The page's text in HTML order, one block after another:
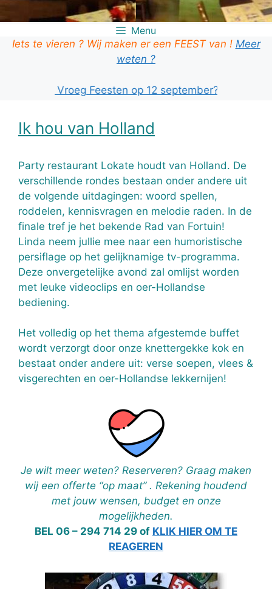
Menu
Iets te vieren ? Wij maken er een FEEST van ! Meer
weten ?
je ook Vroeg Feesten op 12 september? KLIK HIER!
Ik hou van Holland
Party restaurant Lokate houdt van Holland. De
verschillende rondes bestaan onder andere uit
de volgende uitdagingen: woord spellen,
roddelen, kennisvragen en melodie raden. In de
finale tref je het bekende Rad van Fortuin!
Linda neem jullie mee naar een humoristische
persiflage op het gelijknamige tv-programma.
Deze onvergetelijke avond zal omlijst worden
met leuke videoclips en oer-Hollandse
bediening.
Het volledig op het thema afgestemde buffet
wordt verzorgt door onze knettergekke kok en
bestaat onder andere uit: verse soepen, vlees &
visgerechten en oer-Hollandse lekkernijen!
Je wilt meer weten? Reserveren? Graag maken
wij een offerte “op maat” . Rekening houdend
met jouw wensen, budget en onze
mogelijkheden.
BEL 06 – 294 714 29 of KLIK HIER OM TE
REAGEREN